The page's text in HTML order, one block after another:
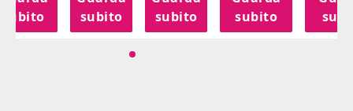
subito
subito
subito
subito